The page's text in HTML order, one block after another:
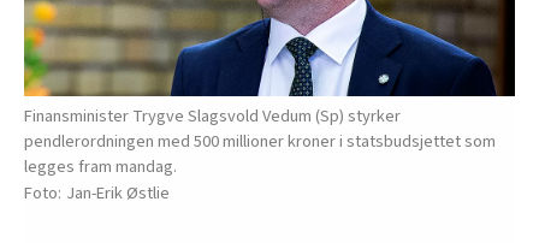
Finansminister Trygve Slagsvold Vedum (Sp) styrker
pendlerordningen med 500 millioner kroner i statsbudsjettet som
legges fram mandag.
Jan-Erik Østlie